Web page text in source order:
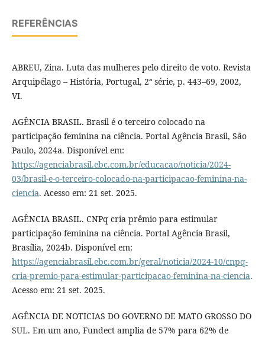
REFERÊNCIAS
ABREU, Zina. Luta das mulheres pelo direito de voto. Revista
Arquipélago – História, Portugal, 2ª série, p. 443–69, 2002,
VI.
AGÊNCIA BRASIL. Brasil é o terceiro colocado na
participação feminina na ciência. Portal Agência Brasil, São
Paulo, 2024a. Disponível em:
https://agenciabrasil.ebc.com.br/educacao/noticia/2024-
03/brasil-e-o-terceiro-colocado-na-participacao-feminina-na-
ciencia. Acesso em: 21 set. 2025.
AGÊNCIA BRASIL. CNPq cria prêmio para estimular
participação feminina na ciência. Portal Agência Brasil,
Brasília, 2024b. Disponível em:
https://agenciabrasil.ebc.com.br/geral/noticia/2024-10/cnpq-
cria-premio-para-estimular-participacao-feminina-na-ciencia.
Acesso em: 21 set. 2025.
AGÊNCIA DE NOTICIAS DO GOVERNO DE MATO GROSSO DO
SUL. Em um ano, Fundect amplia de 57% para 62% de